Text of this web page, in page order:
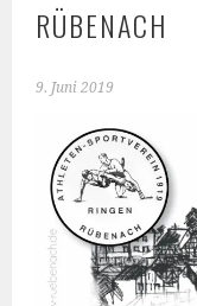
RÜBENACH
9. Juni 2019